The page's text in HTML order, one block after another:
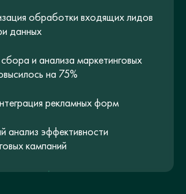
обработки входящих лидов
данных
и анализа маркетинговых
на 75%
рекламных форм
анализ эффективности
кампаний